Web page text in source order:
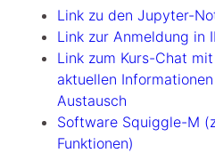
Link zu den Jupyter-
Link zur Anmeldung in
Link zum Kurs-Chat
aktuellen
Austausch
Software Squiggle-M
Funktionen)